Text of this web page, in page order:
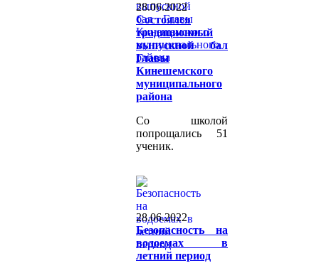
28.06.2022
Состоялся
традиционный
выпускной бал
Главы
Кинешемского
муниципального
района
Со школой
попрощались 51
ученик.
28.06.2022
Безопасность на
водоемах в
летний период